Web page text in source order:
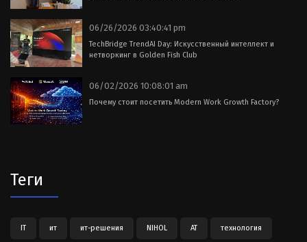
06/26/2026 03:40:41 pm
TechBridge TrendAI Day: Искусственный интеллект и
нетворкинг в Golden Fish Club
06/02/2026 10:08:01 am
Почему стоит посетить Modern Work Growth Factory?
Теги
IT ит ит-решения NIHOL АТ технология